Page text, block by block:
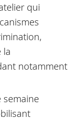
qui
la
notamment
semaine